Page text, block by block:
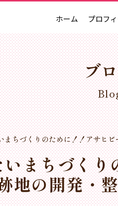
ホーム プロフ
ブ
まちづくりのために！！アサヒ
まちづく
地の開発・